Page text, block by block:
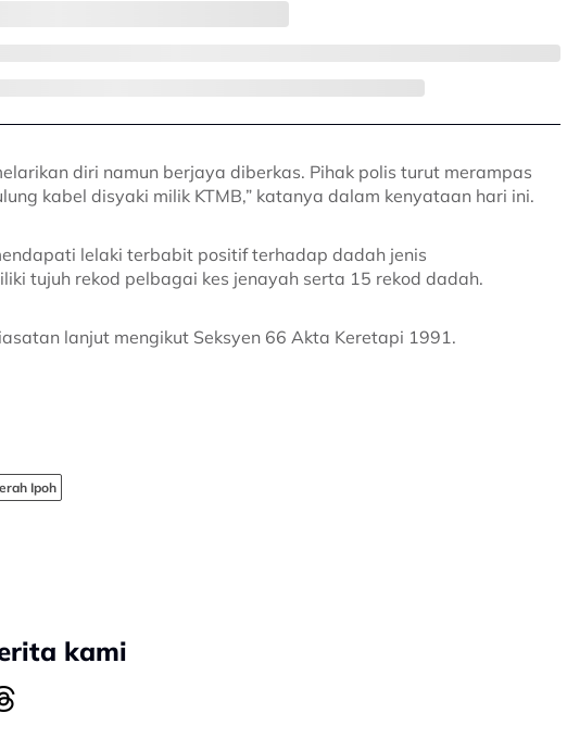
diri namun berjaya diberkas. Pihak polis turut merampas
kabel disyaki milik KTMB,” katanya dalam kenyataan hari ini.
lelaki terbabit positif terhadap dadah jenis
tujuh rekod pelbagai kes jenayah serta 15 rekod dadah.
lanjut mengikut Seksyen 66 Akta Keretapi 1991.
Ipoh
kami